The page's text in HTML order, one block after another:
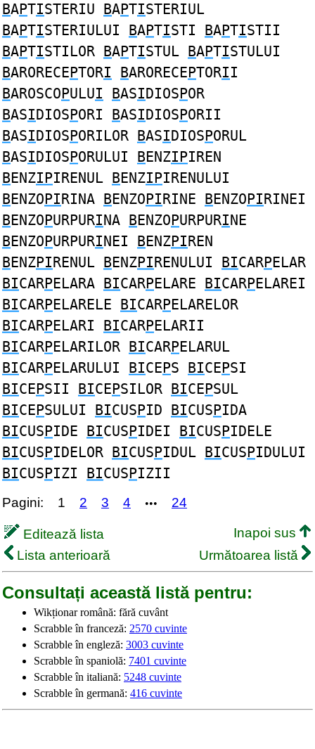
BAPTISTERIU BAPTISTERIUL
BAPTISTERIULUI BAPTISTI BAPTISTII
BAPTISTILOR BAPTISTUL BAPTISTULUI
BARORECEPTORI BARORECEPTORII
BAROSCOPULUI BASIDIOSPOR
BASIDIOSPORI BASIDIOSPORII
BASIDIOSPORILOR BASIDIOSPORUL
BASIDIOSPORULUI BENZIPIREN
BENZIPIRENUL BENZIPIRENULUI
BENZOPIRINA BENZOPIRINE BENZOPIRINEI
BENZOPURPURINA BENZOPURPURINE
BENZOPURPURINEI BENZPIREN
BENZPIRENUL BENZPIRENULUI BICARPELAR
BICARPELARA BICARPELARE BICARPELAREI
BICARPELARELE BICARPELARELOR
BICARPELARI BICARPELARII
BICARPELARILOR BICARPELARUL
BICARPELARULUI BICEPS BICEPSI
BICEPSII BICEPSILOR BICEPSUL
BICEPSULUI BICUSPID BICUSPIDA
BICUSPIDE BICUSPIDEI BICUSPIDELE
BICUSPIDELOR BICUSPIDUL BICUSPIDULUI
BICUSPIZI BICUSPIZII
Pagini: 1 2 3 4 ••• 24
Editează lista
Inapoi sus
Lista anterioară
Următoarea listă
Consultați această listă pentru:
Wikționar română: fără cuvânt
Scrabble în franceză: 2570 cuvinte
Scrabble în engleză: 3003 cuvinte
Scrabble în spaniolă: 7401 cuvinte
Scrabble în italiană: 5248 cuvinte
Scrabble în germană: 416 cuvinte